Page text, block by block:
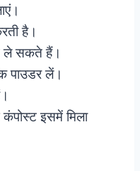
है।
ले सकते हैं।
पाउडर लें।
इसमें मिला